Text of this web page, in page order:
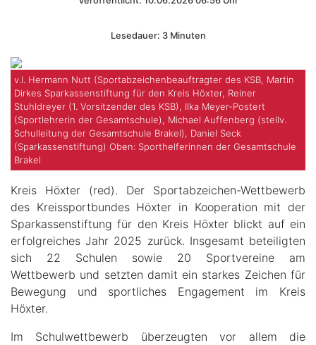
Lesedauer: 3 Minuten
v.l. Hermann Nutt (Sportabzeichenbeauftragter des KSB, Martin
Dirkes Sparkassenstiftung für den Kreis Höxter, Reiner
Stuhldreyer (1. Vorsitzender des KSB), Ilka Meyer-Postert
(Sportlehrerin der Gesamtschule), Michael Auffenberg (stellv.
Schulleitung der Gesamtschule Brakel), Daniel Seck
(Sparkassenstiftung) Oben: Sporthelferinnen der Gesamtschule
Brakel
Kreis Höxter (red). Der Sportabzeichen-Wettbewerb
des Kreissportbundes Höxter in Kooperation mit der
Sparkassenstiftung für den Kreis Höxter blickt auf ein
erfolgreiches Jahr 2025 zurück. Insgesamt beteiligten
sich 22 Schulen sowie 20 Sportvereine am
Wettbewerb und setzten damit ein starkes Zeichen für
Bewegung und sportliches Engagement im Kreis
Höxter.
Im Schulwettbewerb überzeugten vor allem die